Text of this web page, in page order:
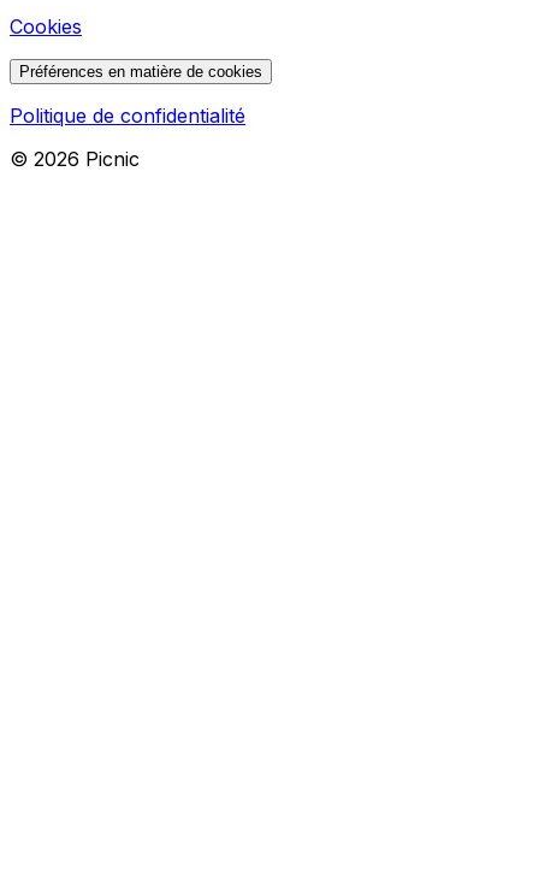
Cookies
Préférences en matière de cookies
Politique de confidentialité
© 2026 Picnic